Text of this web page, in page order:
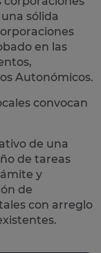
sólida
en las
Autonómicos.
convocan
de una
de tareas
y
de
con arreglo